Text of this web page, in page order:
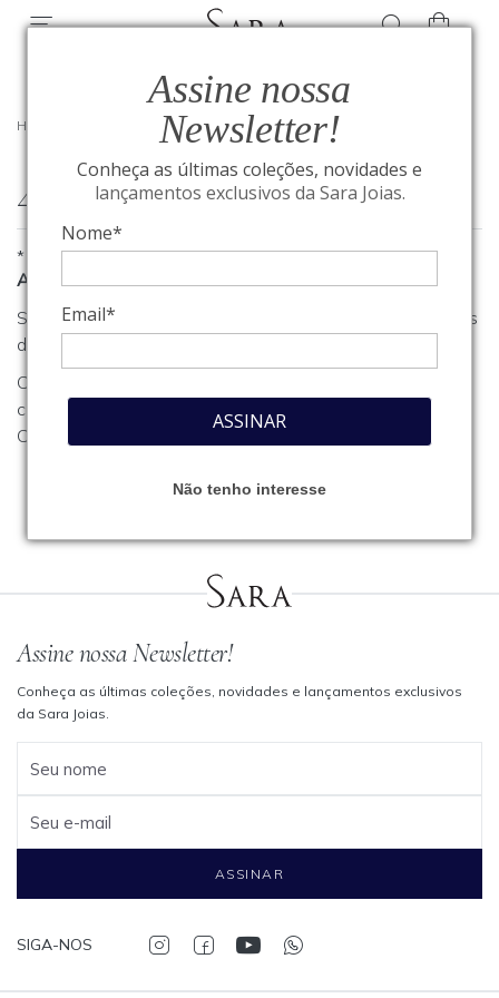
Assine nossa
Newsletter!
Conheça as últimas coleções, novidades e
lançamentos exclusivos da Sara Joias.
Nome*
Email*
ASSINAR
Não tenho interesse
HOME
404
*
A página que você procura não foi encontrada
Se você estava procurando algum produto, clique em um dos
departamentos ou seções no menu acima.
Caso necessite de outro tipo de informação, entre em
contato com o nosso atendimento através do nosso
Conosco
Assine nossa Newsletter!
Conheça as últimas coleções, novidades e lançamentos exclusivos
da Sara Joias.
Seu nome
Seu e-mail
ASSINAR
SIGA-NOS